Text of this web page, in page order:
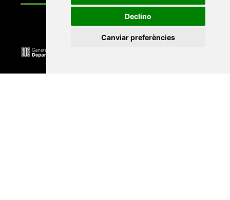
Declino
Canviar preferències